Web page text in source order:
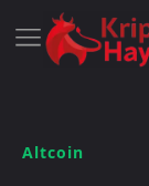
Altcoin